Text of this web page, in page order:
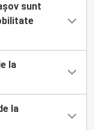
sunt
la
la